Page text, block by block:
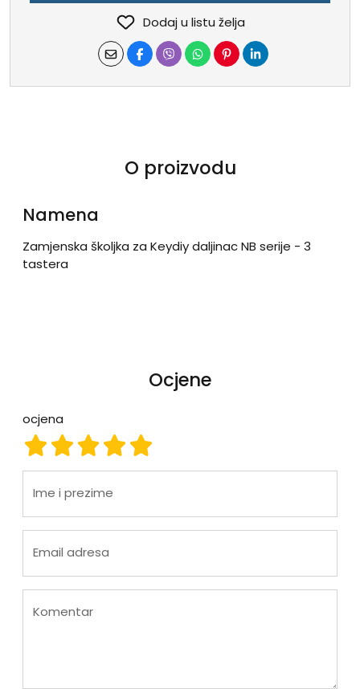
Dodaj u listu želja
O proizvodu
Namena
Zamjenska školjka za Keydiy daljinac NB serije - 3
tastera
Ocjene
ocjena
ocjena 5
ocjena 4
ocjena 3
ocjena 2
ocjena 1
Ime i prezime
Email adresa
Komentar